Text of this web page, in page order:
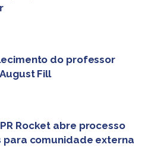
do professor
Fill
Rocket abre processo
para comunidade externa